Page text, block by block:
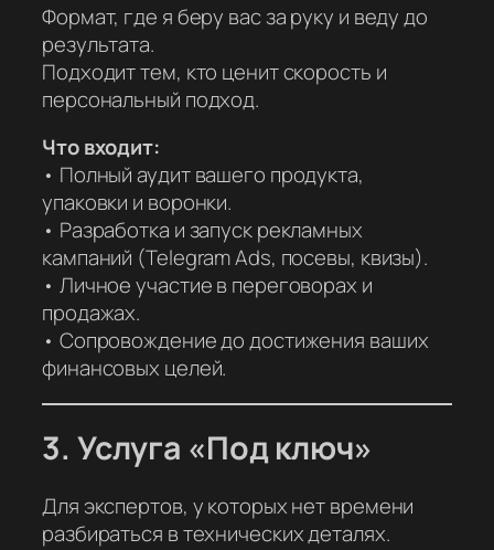
Формат, где я беру вас за руку и веду до
результата.
Подходит тем, кто ценит скорость и
персональный подход.
Что входит:
• Полный аудит вашего продукта,
упаковки и воронки.
• Разработка и запуск рекламных
кампаний (Telegram Ads, посевы, квизы).
• Личное участие в переговорах и
продажах.
• Сопровождение до достижения ваших
финансовых целей.
3. Услуга «Под ключ»
Для экспертов, у которых нет времени
разбираться в технических деталях.